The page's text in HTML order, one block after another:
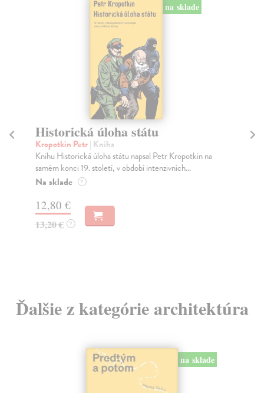
na sklade
Historická úloha státu
Kropotkin Petr| Kniha
Knihu Historická úloha státu napsal Petr Kropotkin na
samém konci 19. století, v období intenzivních...
Na sklade ?
12,80 €
13,20 € ?
Ďalšie z kategórie architektúra
na sklade